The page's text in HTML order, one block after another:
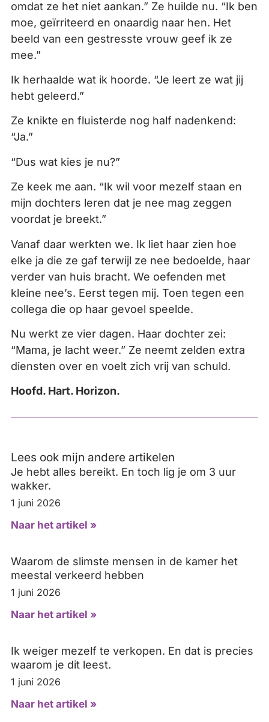
omdat ze het niet aankan.” Ze huilde nu. “Ik ben
moe, geïrriteerd en onaardig naar hen. Het
beeld van een gestresste vrouw geef ik ze
mee.”
Ik herhaalde wat ik hoorde. “Je leert ze wat jij
hebt geleerd.”
Ze knikte en fluisterde nog half nadenkend:
“Ja.”
“Dus wat kies je nu?”
Ze keek me aan. “Ik wil voor mezelf staan en
mijn dochters leren dat je nee mag zeggen
voordat je breekt.”
Vanaf daar werkten we. Ik liet haar zien hoe
elke ja die ze gaf terwijl ze nee bedoelde, haar
verder van huis bracht. We oefenden met
kleine nee’s. Eerst tegen mij. Toen tegen een
collega die op haar gevoel speelde.
Nu werkt ze vier dagen. Haar dochter zei:
“Mama, je lacht weer.” Ze neemt zelden extra
diensten over en voelt zich vrij van schuld.
Hoofd. Hart. Horizon.
Lees ook mijn andere artikelen
Je hebt alles bereikt. En toch lig je om 3 uur
wakker.
1 juni 2026
Naar het artikel »
Waarom de slimste mensen in de kamer het
meestal verkeerd hebben
1 juni 2026
Naar het artikel »
Ik weiger mezelf te verkopen. En dat is precies
waarom je dit leest.
1 juni 2026
Naar het artikel »